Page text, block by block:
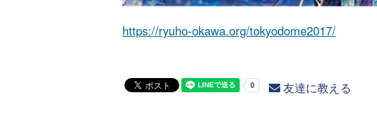
https://ryuho-okawa.org/tokyodome2017/
友達に教える